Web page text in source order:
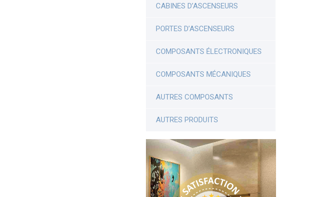
CABINES D’ASCENSEURS
PORTES D’ASCENSEURS
COMPOSANTS ÉLECTRONIQUES
COMPOSANTS MÉCANIQUES
AUTRES COMPOSANTS
AUTRES PRODUITS